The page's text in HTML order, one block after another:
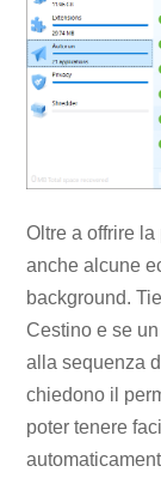
Oltre a offrire
anche alcune
background.
Cestino e se
alla sequenza
chiedono il
poter tenere